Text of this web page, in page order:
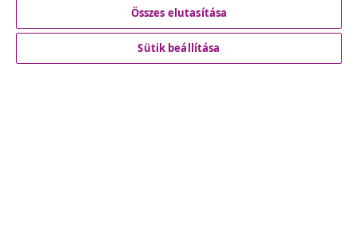
Ügyfélszolgálat
Összes elutasítása
Sütik beállítása